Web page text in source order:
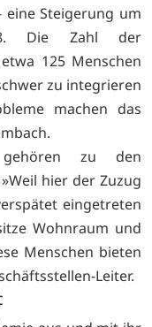
Steigerung um
Die Zahl der
125 Menschen
zu integrieren
machen das
gehören zu den
hier der Zuzug
eingetreten
Wohnraum und
Menschen bieten
Leiter.